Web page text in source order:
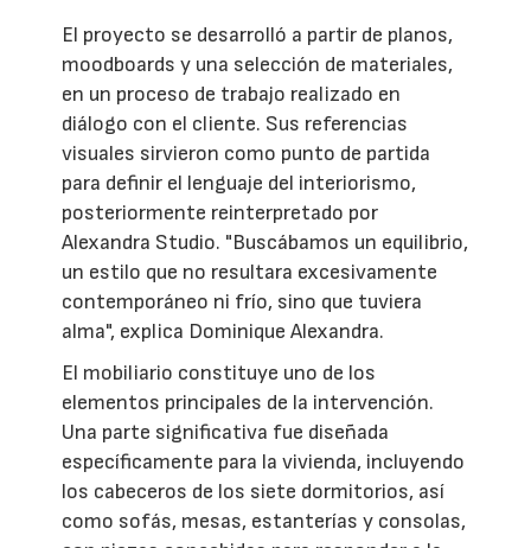
El proyecto se desarrolló a partir de planos,
moodboards y una selección de materiales,
en un proceso de trabajo realizado en
diálogo con el cliente. Sus referencias
visuales sirvieron como punto de partida
para definir el lenguaje del interiorismo,
posteriormente reinterpretado por
Alexandra Studio. "Buscábamos un equilibrio,
un estilo que no resultara excesivamente
contemporáneo ni frío, sino que tuviera
alma", explica Dominique Alexandra.
El mobiliario constituye uno de los
elementos principales de la intervención.
Una parte significativa fue diseñada
específicamente para la vivienda, incluyendo
los cabeceros de los siete dormitorios, así
como sofás, mesas, estanterías y consolas,